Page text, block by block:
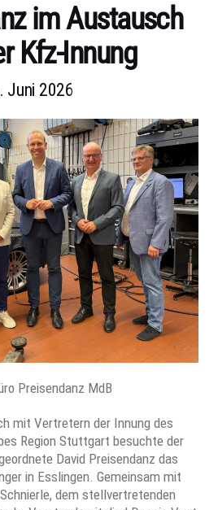
im Austausch
Kfz-Innung
Juni 2026
Preisendanz MdB
mit Vertretern der Innung des
Region Stuttgart besuchte der
David Preisendanz das
in Esslingen. Gemeinsam mit
dem stellvertretenden